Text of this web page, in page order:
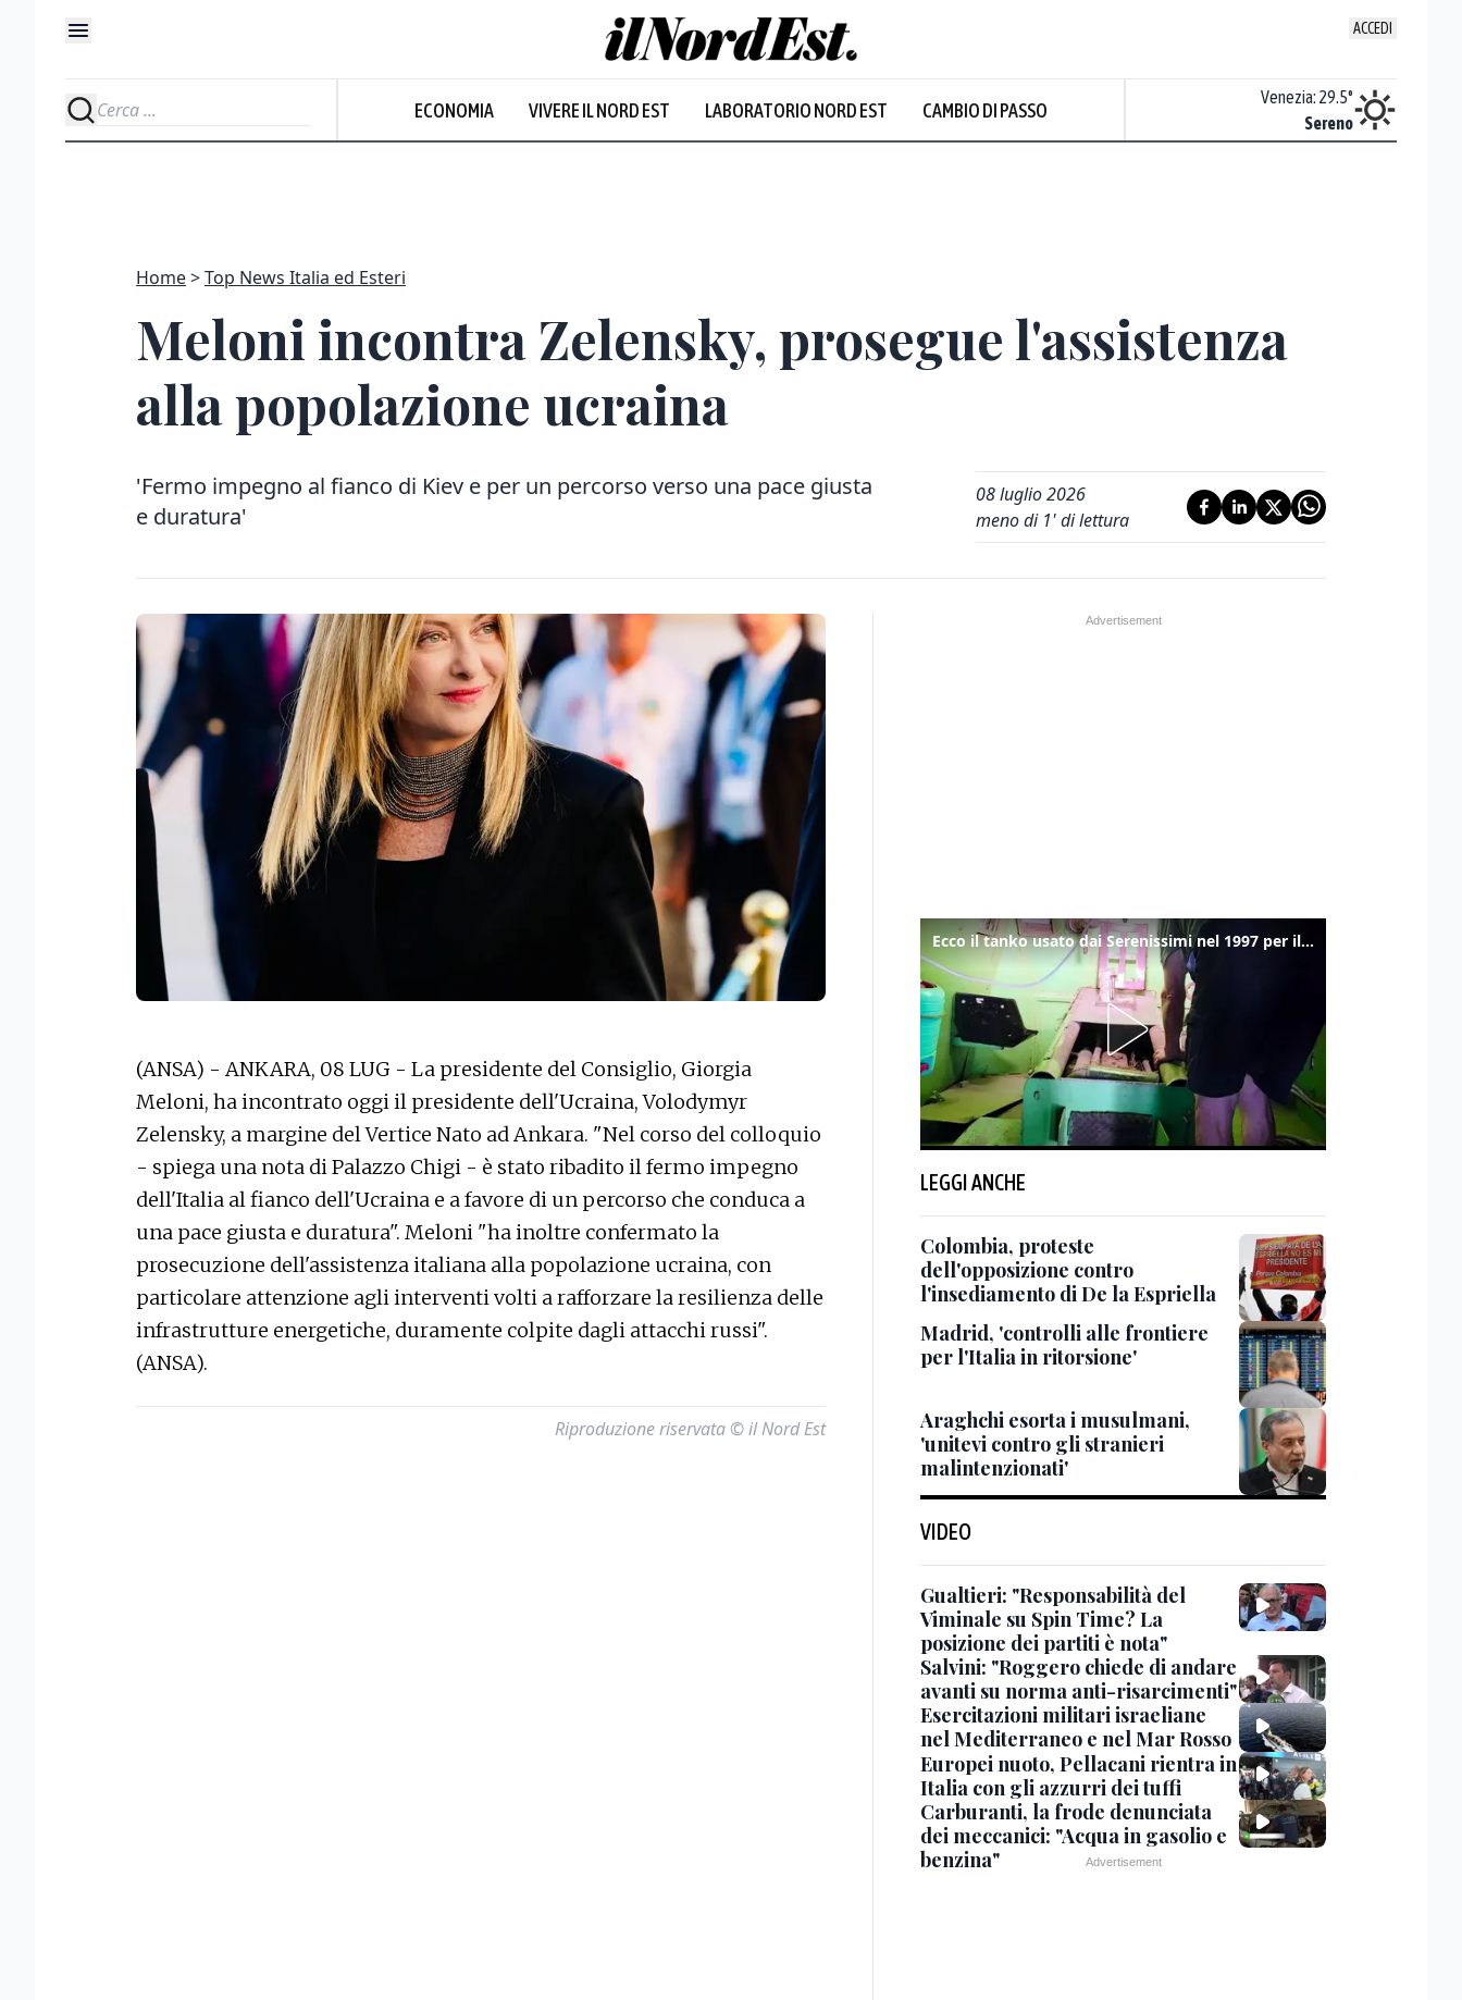
ACCEDI
ECONOMIA VIVERE IL NORD EST LABORATORIO NORD EST CAMBIO DI PASSO
Nuvoloso
Venezia: 29.5°
Sereno
Home Top News Italia ed Esteri
Meloni incontra Zelensky, prosegue l'assistenza
alla popolazione ucraina
'Fermo impegno al fianco di Kiev e per un percorso verso una pace giusta
e duratura'
08 luglio 2026
meno di 1' di lettura
(ANSA) - ANKARA, 08 LUG - La presidente del Consiglio, Giorgia
Meloni, ha incontrato oggi il presidente dell'Ucraina, Volodymyr
Zelensky, a margine del Vertice Nato ad Ankara. "Nel corso del colloquio
- spiega una nota di Palazzo Chigi - è stato ribadito il fermo impegno
dell'Italia al fianco dell'Ucraina e a favore di un percorso che conduca a
una pace giusta e duratura". Meloni "ha inoltre confermato la
prosecuzione dell'assistenza italiana alla popolazione ucraina, con
particolare attenzione agli interventi volti a rafforzare la resilienza delle
infrastrutture energetiche, duramente colpite dagli attacchi russi".
(ANSA).
Riproduzione riservata © il Nord Est
Ecco il tanko usato dai Serenissimi nel 1997 per il blitz a San Marco
LEGGI ANCHE
Colombia, proteste
dell'opposizione contro
l'insediamento di De la Espriella
Madrid, 'controlli alle frontiere
per l'Italia in ritorsione'
Araghchi esorta i musulmani,
'unitevi contro gli stranieri
malintenzionati'
VIDEO
Gualtieri: "Responsabilità del
Viminale su Spin Time? La
posizione dei partiti è nota"
Salvini: "Roggero chiede di andare
avanti su norma anti-risarcimenti"
Esercitazioni militari israeliane
nel Mediterraneo e nel Mar Rosso
Europei nuoto, Pellacani rientra in
Italia con gli azzurri dei tuffi
Carburanti, la frode denunciata
dei meccanici: "Acqua in gasolio e
benzina"